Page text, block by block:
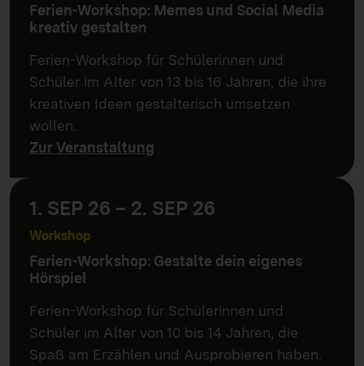
Ferien-Workshop: Memes und Social Media
kreativ gestalten
Ferien-Workshop für Schülerinnen und
Schüler im Alter von 13 bis 16 Jahren, die ihre
kreativen Ideen gestalterisch umsetzen
wollen.
Zur Veranstaltung
1. SEP 26 – 2. SEP 26
Workshop
Ferien-Workshop: Gestalte dein eigenes
Hörspiel
Ferien-Workshop für Schülerinnen und
Schüler im Alter von 10 bis 14 Jahren, die
Spaß am Erzählen und Ausprobieren haben.